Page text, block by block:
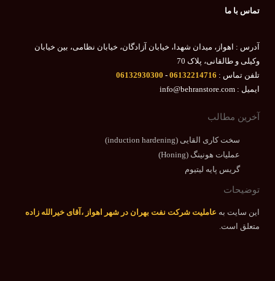
تماس با ما
آدرس : اهواز، میدان شهدا، خیابان آزادگان، خیابان نظامی، بین خیابان
وکیلی و طالقانی، پلاک 70
تلفن تماس : 06132214716
-
06132930300
ایمیل : info@behranstore.com
آخرین مطالب
سخت کاری القایی (induction hardening)
عملیات هونینگ (Honing)
گریس پایه لیتیوم
توضیحات
این سایت به عاملیت شرکت نفت بهران در شهر اهواز ،آقای خیرالله زاده
متعلق است.